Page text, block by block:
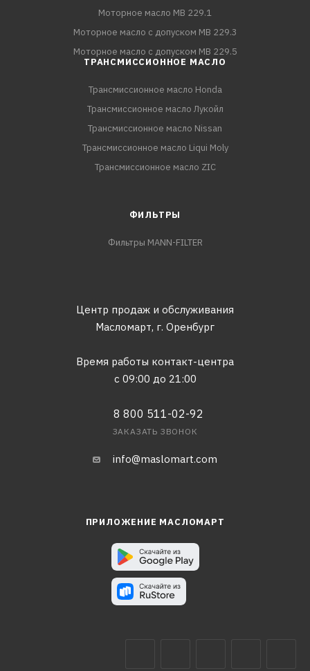
Моторное масло MB 229.1
Моторное масло с допуском MB 229.3
Моторное масло с допуском MB 229.5
ТРАНСМИССИОННОЕ МАСЛО
Трансмиссионное масло Honda
Трансмиссионное масло Лукойл
Трансмиссионное масло Nissan
Трансмиссионное масло Liqui Moly
Трансмиссионное масло ZIC
ФИЛЬТРЫ
Фильтры MANN-FILTER
Центр продаж и обслуживания
Масломарт, г. Оренбург
Время работы контакт-центра
с 09:00 до 21:00
8 800 511-02-92
ЗАКАЗАТЬ ЗВОНОК
info@maslomart.com
ПРИЛОЖЕНИЕ МАСЛОМАРТ